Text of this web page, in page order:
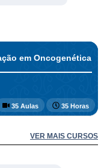
em Oncogenética
35 Aulas 35 Horas
VER MAIS CURSOS